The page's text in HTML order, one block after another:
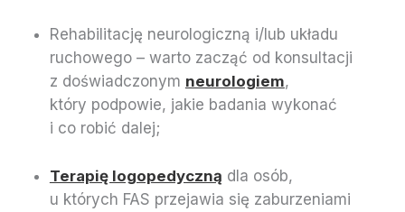
Rehabilitację neurologiczną i/lub układu
ruchowego – warto zacząć od konsultacji
z doświadczonym neurologiem,
który podpowie, jakie badania wykonać
i co robić dalej;
Terapię logopedyczną dla osób,
u których FAS przejawia się zaburzeniami